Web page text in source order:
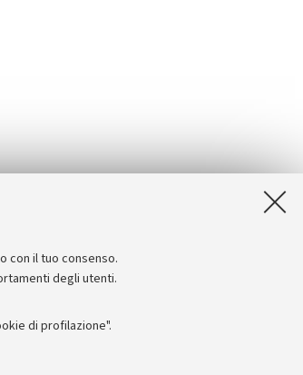
con il tuo consenso.
degli utenti.
di profilazione".